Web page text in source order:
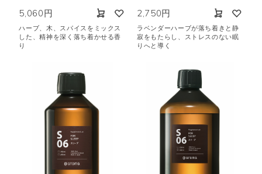
5,060円
ハーブ、木、スパイスをミックス
した、精神を深く落ち着かせる香
り
2,750円
ラベンダーハーブが落ち着きと静
寂をもたらし、ストレスのない眠
りへと導く